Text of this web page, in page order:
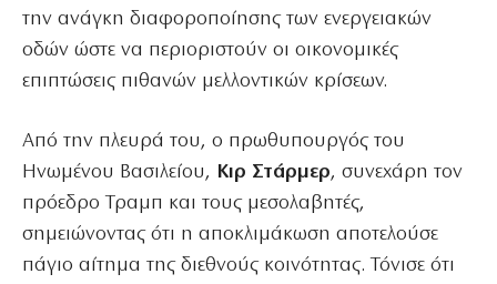
την ανάγκη διαφοροποίησης των ενεργειακών
οδών ώστε να περιοριστούν οι οικονομικές
επιπτώσεις πιθανών μελλοντικών κρίσεων.
Από την πλευρά του, ο πρωθυπουργός του
Ηνωμένου Βασιλείου, Κιρ Στάρμερ, συνεχάρη τον
πρόεδρο Τραμπ και τους μεσολαβητές,
σημειώνοντας ότι η αποκλιμάκωση αποτελούσε
πάγιο αίτημα της διεθνούς κοινότητας. Τόνισε ότι